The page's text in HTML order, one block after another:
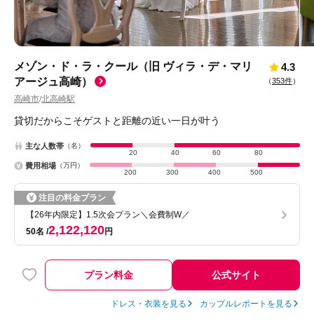
メゾン・ド・ラ・クール（旧 ヴィラ・デ・マリ
アージュ高崎）
高崎市/北高崎駅
4.3
（353件）
貸切だからこそゲストと距離の近い一日が叶う
主な人数帯 （名）
20
40 60 80
費用相場 （万円）
200
300 400 500
注目の料金プラン
【26年内限定】1.5次会プラン＼会費制W／
50名 2,122,120円
プラン料金 公式サイト
ドレス・衣装を見る カップルレポートを見る